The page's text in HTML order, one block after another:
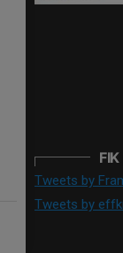
Tweets by
Tweets by